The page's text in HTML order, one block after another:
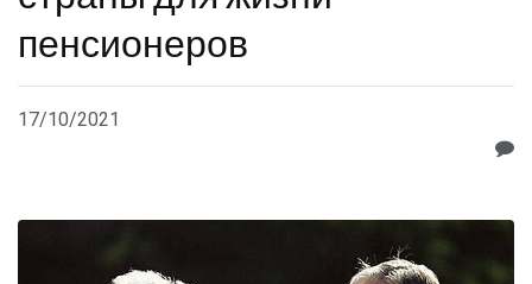
пенсионеров
17/10/2021